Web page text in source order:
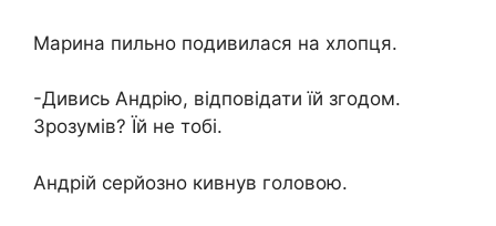
Марина пильно подивилася на хлопця.
-Дивись Андрію, відповідати їй згодом.
Зрозумів? Їй не тобі.
Андрій серйозно кивнув головою.